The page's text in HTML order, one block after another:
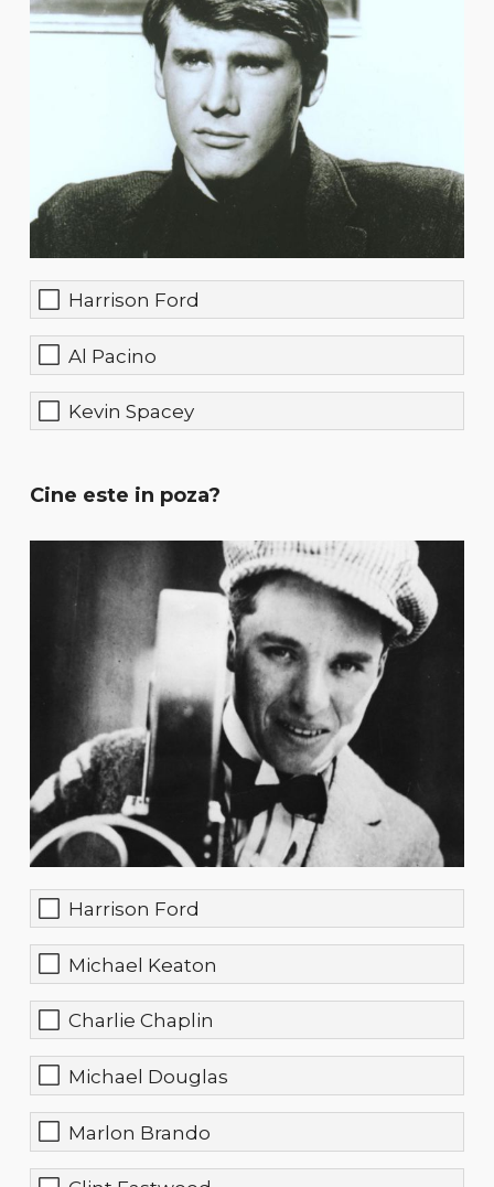
Harrison Ford
Al Pacino
Kevin Spacey
Cine este in poza?
Harrison Ford
Michael Keaton
Charlie Chaplin
Michael Douglas
Marlon Brando